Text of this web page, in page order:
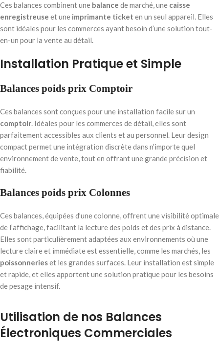
Ces balances combinent une balance de marché, une caisse
enregistreuse et une imprimante ticket en un seul appareil. Elles
sont idéales pour les commerces ayant besoin d’une solution tout-
en-un pour la vente au détail.
Installation Pratique et Simple
Balances poids prix Comptoir
Ces balances sont conçues pour une installation facile sur un
comptoir. Idéales pour les commerces de détail, elles sont
parfaitement accessibles aux clients et au personnel. Leur design
compact permet une intégration discrète dans n’importe quel
environnement de vente, tout en offrant une grande précision et
fiabilité.
Balances poids prix Colonnes
Ces balances, équipées d’une colonne, offrent une visibilité optimale
de l’affichage, facilitant la lecture des poids et des prix à distance.
Elles sont particulièrement adaptées aux environnements où une
lecture claire et immédiate est essentielle, comme les marchés, les
poissonnerieset les grandes surfaces. Leur installation est simple
et rapide, et elles apportent une solution pratique pour les besoins
de pesage intensif.
Utilisation de nos Balances
Électroniques Commerciales